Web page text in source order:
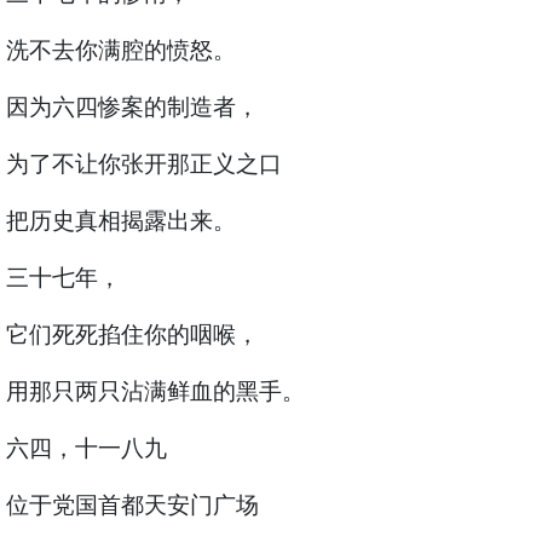
洗不去你满腔的愤怒。
因为六四惨案的制造者，
为了不让你张开那正义之口
把历史真相揭露出来。
三十七年，
它们死死掐住你的咽喉，
用那只两只沾满鲜血的黑手。
六四，十一八九
位于党国首都天安门广场